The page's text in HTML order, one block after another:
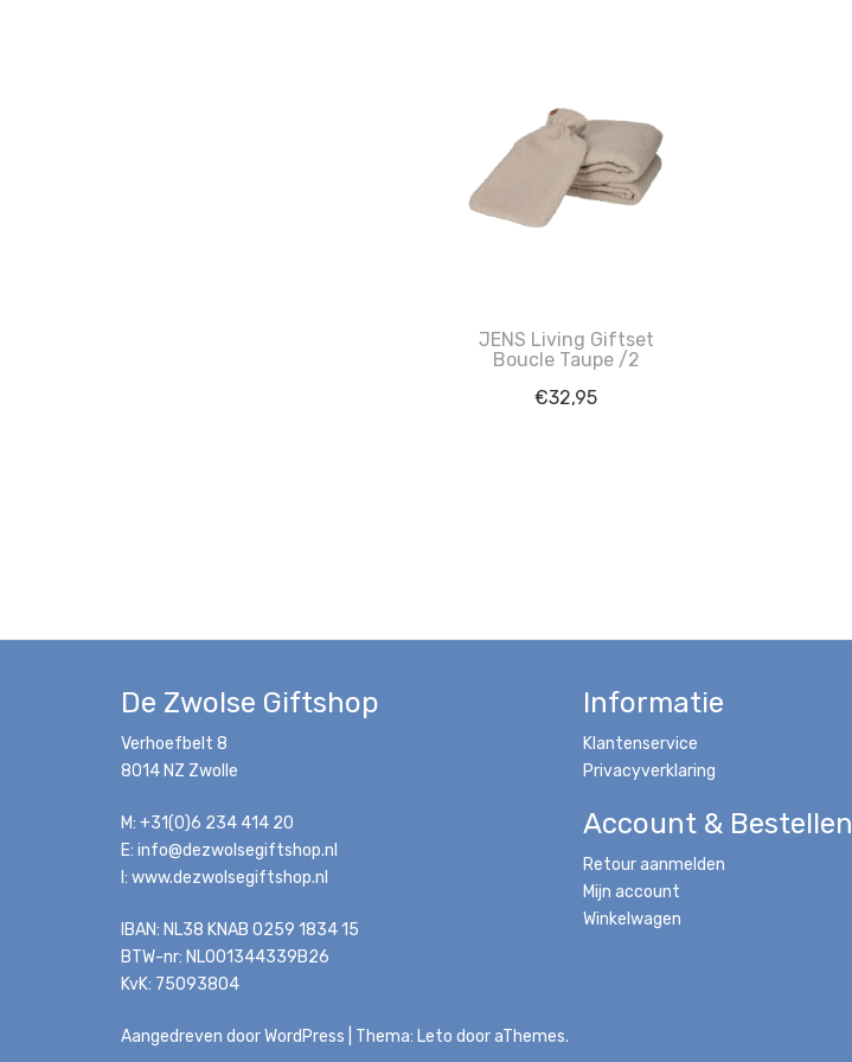
JENS Living Giftset
Boucle Taupe /2
€32,95
De Zwolse Giftshop
Verhoefbelt 8
8014 NZ Zwolle
M: +31(0)6 234 414 20
E: info@dezwolsegiftshop.nl
I: www.dezwolsegiftshop.nl
IBAN: NL38 KNAB 0259 1834 15
BTW-nr: NL001344339B26
KvK: 75093804
Informatie
Klantenservice
Privacyverklaring
Account & Bestellen
Retour aanmelden
Mijn account
Winkelwagen
Aangedreven door WordPress Thema: Leto door aThemes.